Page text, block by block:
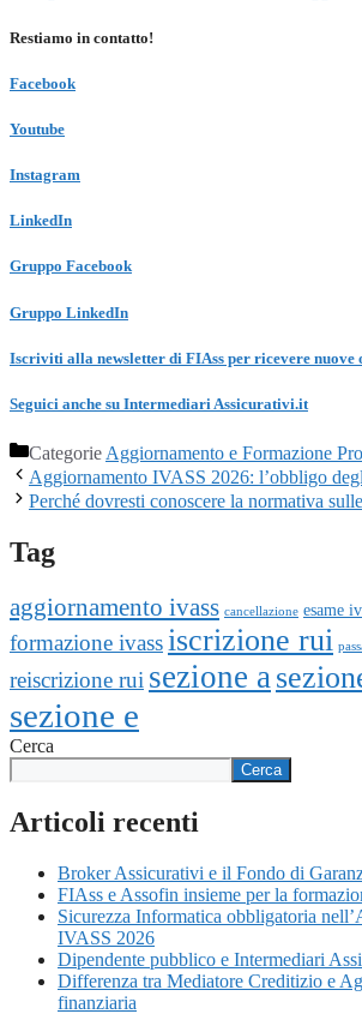
Restiamo in contatto!
Facebook
Youtube
Instagram
LinkedIn
Gruppo Facebook
Gruppo LinkedIn
Iscriviti alla newsletter di FIAss per ricevere
Seguici anche su Intermediari Assicurativi.it
Categorie Aggiornamento e Formazione
Aggiornamento IVASS 2026: l’obbligo
Perché dovresti conoscere la normativa
Tag
aggiornamento ivass cancellazione esame
formazione ivassiscrizione rui
reiscrizione rui sezione a
sezione e
Cerca
Cerca
Articoli recenti
Broker Assicurativi e il Fondo di
FIAss e Assofin insieme per la
Sicurezza Informatica obbligatoria
IVASS 2026
Dipendente pubblico e Intermediari
Differenza tra Mediatore Creditizio e
finanziaria